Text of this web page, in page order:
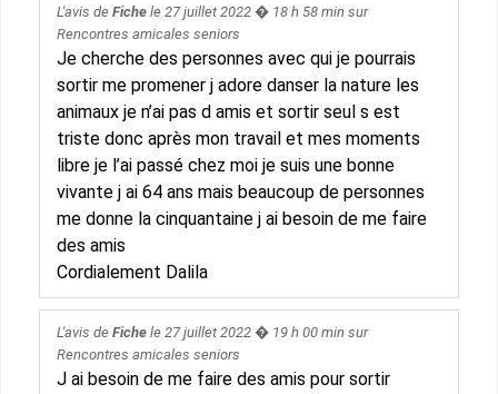
L'avis de Fichele 27 juillet 2022� 18 h 58 min sur
Rencontres amicales seniors
Je cherche des personnes avec qui je pourrais
sortir me promener j adore danser la nature les
animaux je n’ai pas d amis et sortir seul s est
triste donc après mon travail et mes moments
libre je l’ai passé chez moi je suis une bonne
vivante j ai 64 ans mais beaucoup de personnes
me donne la cinquantaine j ai besoin de me faire
des amis
Cordialement Dalila
L'avis de Fichele 27 juillet 2022� 19 h 00 min sur
Rencontres amicales seniors
J ai besoin de me faire des amis pour sortir